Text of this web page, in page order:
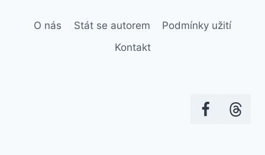
O nás Stát se autorem
Podmínky užití
Kontakt